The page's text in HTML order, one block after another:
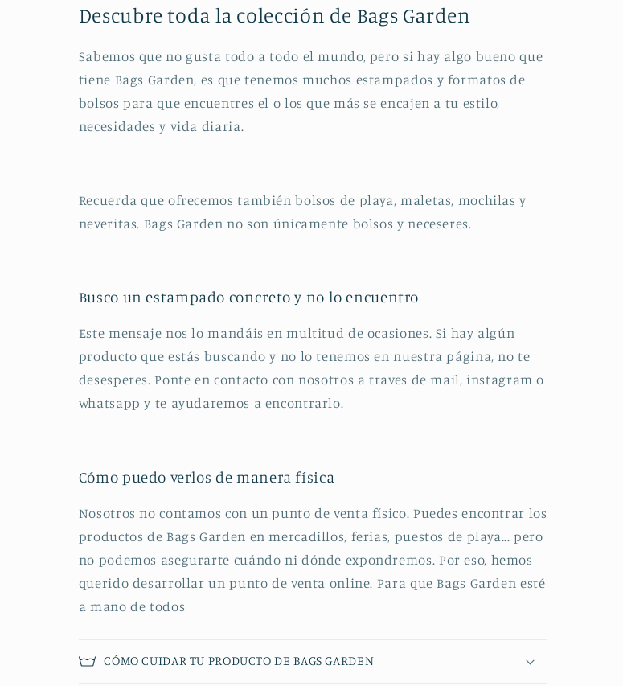
Descubre toda la colección de Bags Garden
Sabemos que no gusta todo a todo el mundo, pero si hay algo bueno que
tiene Bags Garden, es que tenemos muchos estampados y formatos de
bolsos para que encuentres el o los que más se encajen a tu estilo,
necesidades y vida diaria.
Recuerda que ofrecemos también bolsos de playa, maletas, mochilas y
neveritas. Bags Garden no son únicamente bolsos y neceseres.
Busco un estampado concreto y no lo encuentro
Este mensaje nos lo mandáis en multitud de ocasiones. Si hay algún
producto que estás buscando y no lo tenemos en nuestra página, no te
desesperes. Ponte en contacto con nosotros a traves de mail, instagram o
whatsapp y te ayudaremos a encontrarlo.
Cómo puedo verlos de manera física
Nosotros no contamos con un punto de venta físico. Puedes encontrar los
productos de Bags Garden en mercadillos, ferias, puestos de playa... pero
no podemos asegurarte cuándo ni dónde expondremos. Por eso, hemos
querido desarrollar un punto de venta online. Para que Bags Garden esté
a mano de todos
CÓMO CUIDAR TU PRODUCTO DE BAGS GARDEN